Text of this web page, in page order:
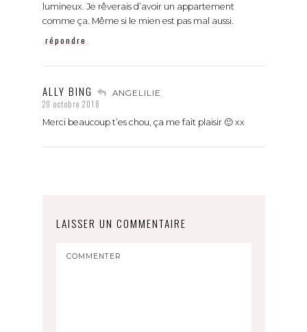
lumineux. Je rêverais d’avoir un appartement
comme ça. Même si le mien est pas mal aussi.
répondre
ALLY BING ANGELILIE
20 octobre 2018
Merci beaucoup t’es chou, ça me fait plaisir 🙂 xx
LAISSER UN COMMENTAIRE